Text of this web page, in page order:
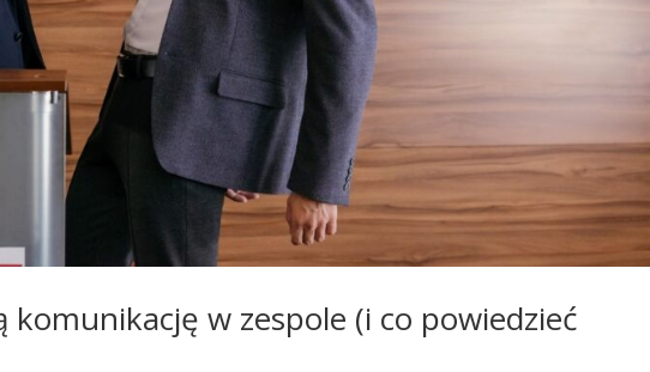
komunikację w zespole (i co powiedzieć